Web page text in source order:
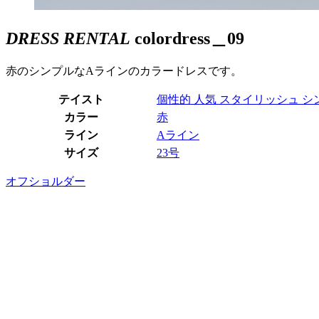
DRESS RENTAL colordress＿09
赤のシンプルなAラインのカラードレスです。
テイスト 個性的 人気 スタイリッシュ シ
カラー
赤
ライン
Aライン
サイズ
23号
オフショルダー